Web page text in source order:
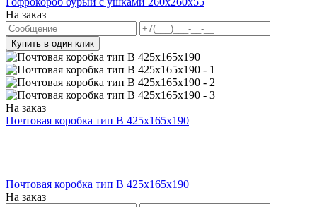
На заказ
Купить в один клик
На заказ
Почтовая коробка тип В 425х165х190
Почтовая коробка тип В 425х165х190
На заказ